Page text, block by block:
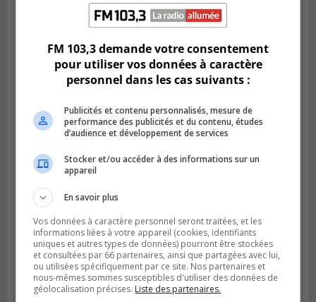
LONGUEUIL
Publié le 4 août 2026 à 06h01
La police veut trouver des victimes de vols
de bijoux à Longueuil
FM 103,3 demande votre consentement
pour utiliser vos données à caractère
personnel dans les cas suivants :
Publicités et contenu personnalisés, mesure de
performance des publicités et du contenu, études
d’audience et développement de services
Stocker et/ou accéder à des informations sur un
appareil
En savoir plus
Vos données à caractère personnel seront traitées, et les
informations liées à votre appareil (cookies, identifiants
uniques et autres types de données) pourront être stockées
et consultées par 66 partenaires, ainsi que partagées avec lui,
ou utilisées spécifiquement par ce site. Nos partenaires et
nous-mêmes sommes susceptibles d'utiliser des données de
géolocalisation précises. Liste des partenaires.